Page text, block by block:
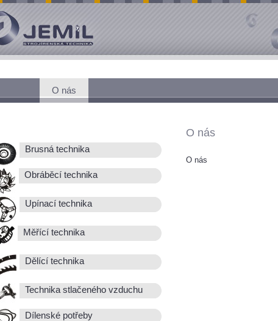
O nás
Brusná technika
Obráběcí technika
Upínací technika
Měřící technika
Dělící technika
Technika stlačeného vzduchu
Dílenské potřeby
O nás
O nás